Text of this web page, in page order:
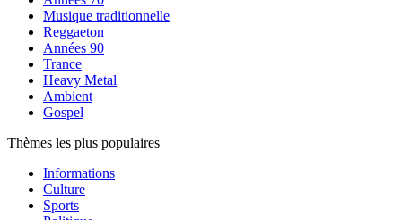
Musique traditionnelle
Reggaeton
Années 90
Trance
Heavy Metal
Ambient
Gospel
Thèmes les plus populaires
Informations
Culture
Sports